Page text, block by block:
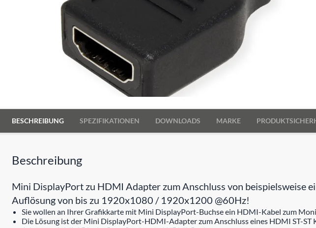
BESCHREIBUNG SPEZIFIKATIONEN DOWNLOADS MARKE
Beschreibung
Mini DisplayPort zu HDMI Adapter zum Anschluss von
Auflösung von bis zu 1920x1080 / 1920x1200 @60Hz!
Sie wollen an Ihrer Grafikkarte mit Mini DisplayPort-Buchse ein HDMI-Kabel zum
Die Lösung ist der Mini DisplayPort-HDMI-Adapter zum Anschluss eines HDMI ST-